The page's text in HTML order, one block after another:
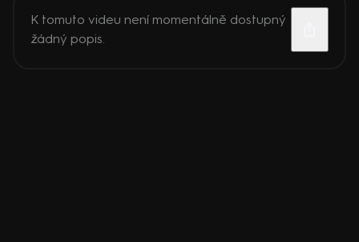
K tomuto videu není momentálně dostupný
žádný popis.